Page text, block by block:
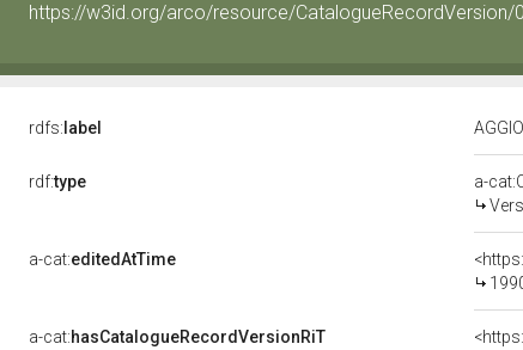
https://w3id.org/arco/resource/CatalogueRecordVersion/
rdfs: label
rdf:type
a-
a-cat:editedAtTime
a-cat:hasCatalogueRecordVersionRiT